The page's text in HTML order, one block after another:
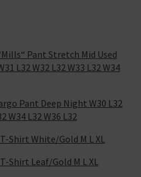
Pant Stretch Mid Used
L32 W32 L32 W33 L32 W34
Pant Deep Night W30 L32
W34 L32 W36 L32
Shirt White/Gold M L XL
Shirt Leaf/Gold M L XL